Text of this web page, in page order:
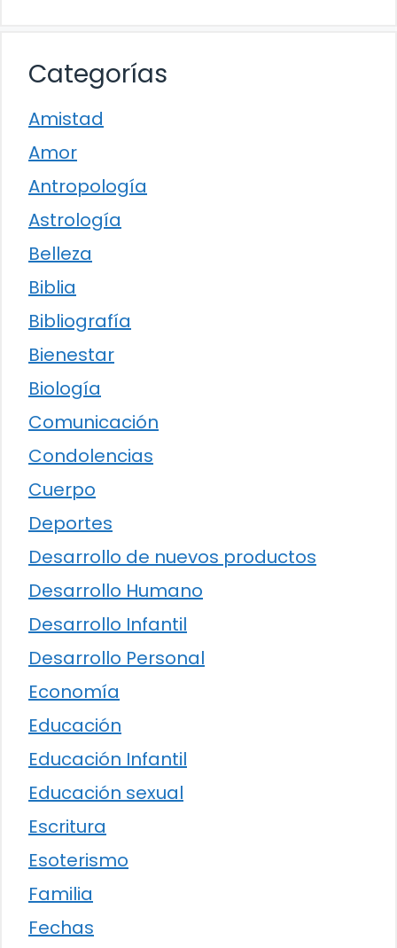
Categorías
Amistad
Amor
Antropología
Astrología
Belleza
Biblia
Bibliografía
Bienestar
Biología
Comunicación
Condolencias
Cuerpo
Deportes
Desarrollo de nuevos productos
Desarrollo Humano
Desarrollo Infantil
Desarrollo Personal
Economía
Educación
Educación Infantil
Educación sexual
Escritura
Esoterismo
Familia
Fechas